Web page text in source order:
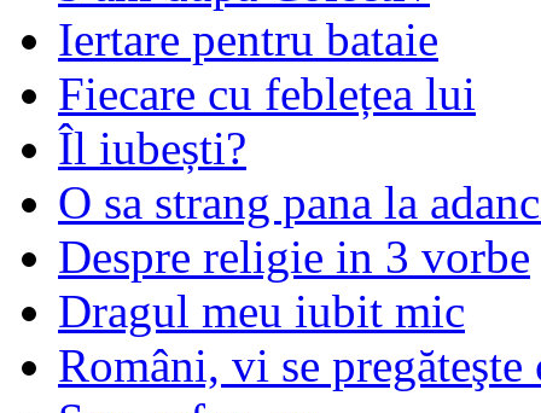
Iertare pentru bataie
Fiecare cu feblețea lui
Îl iubești?
O sa strang pana la
Despre religie in 3 vorbe
Dragul meu iubit mic
Români, vi se pregăteşte